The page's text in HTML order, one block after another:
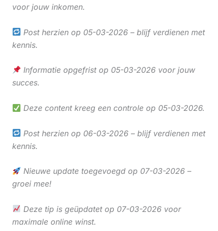
voor jouw inkomen.
Post herzien op 05-03-2026 – blijf verdienen met
kennis.
Informatie opgefrist op 05-03-2026 voor jouw
succes.
Deze content kreeg een controle op 05-03-2026.
Post herzien op 06-03-2026 – blijf verdienen met
kennis.
Nieuwe update toegevoegd op 07-03-2026 –
groei mee!
Deze tip is geüpdatet op 07-03-2026 voor
maximale online winst.